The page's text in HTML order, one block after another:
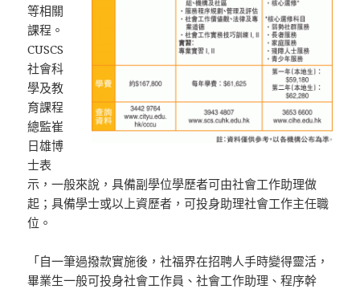
等相關
課程。
CUSCS
社會科
學及教
育課程
總監崔
日雄博
士表
示，一般來說，具備副學位學歷者可由社會工作助理做
起；具備學士或以上資歷者，可投身助理社會工作主任職
位。
「自一筆過撥款實施後，社福界在招聘人手時變得靈活，
畢業生一般可投身社會工作員、社會工作助理、程序幹